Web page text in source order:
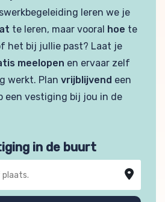
leren we je
te leren, maar vooral hoe te
het bij jullie past? Laat je
meelopen en ervaar zelf
werkt. Plan vrijblijvend een
een vestiging bij jou in de
in de buurt